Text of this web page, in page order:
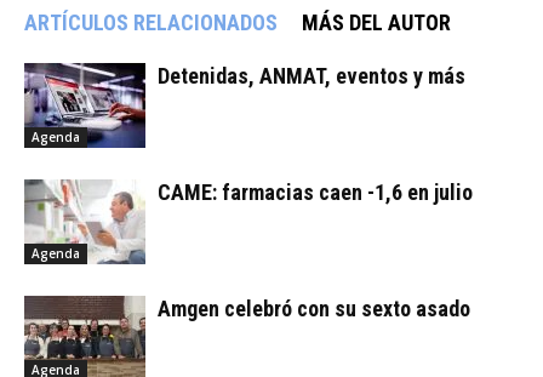
ARTÍCULOS RELACIONADOS MÁS DEL AUTOR
Agenda
Detenidas, ANMAT, eventos y más
Agenda
CAME: farmacias caen -1,6 en julio
Agenda
Amgen celebró con su sexto asado